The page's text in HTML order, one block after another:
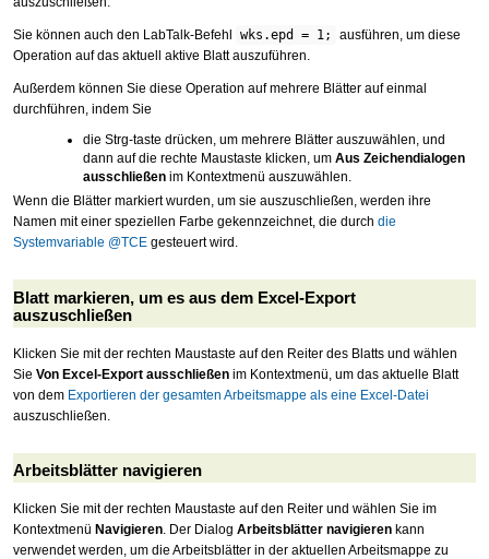
Sie können auch den LabTalk-Befehl wks.epd = 1;
ausführen, um diese
Operation auf das aktuell aktive Blatt auszuführen.
Außerdem können Sie diese Operation auf mehrere Blätter auf einmal
durchführen, indem Sie
die Strg-taste drücken, um mehrere Blätter auszuwählen, und
dann auf die rechte Maustaste klicken, um Aus Zeichendialogen
ausschließen im Kontextmenü auszuwählen.
Wenn die Blätter markiert wurden, um sie auszuschließen, werden ihre
Namen mit einer speziellen Farbe gekennzeichnet, die durch die
Systemvariable @TCE gesteuert wird.
Blatt markieren, um es aus dem Excel-Export
auszuschließen
Klicken Sie mit der rechten Maustaste auf den Reiter des Blatts und wählen
Sie Von Excel-Export ausschließen im Kontextmenü, um das aktuelle Blatt
von dem Exportieren der gesamten Arbeitsmappe als eine Excel-Datei
auszuschließen.
Arbeitsblätter navigieren
Klicken Sie mit der rechten Maustaste auf den Reiter und wählen Sie im
Kontextmenü Navigieren . Der Dialog Arbeitsblätter navigieren kann
verwendet werden, um die Arbeitsblätter in der aktuellen Arbeitsmappe zu